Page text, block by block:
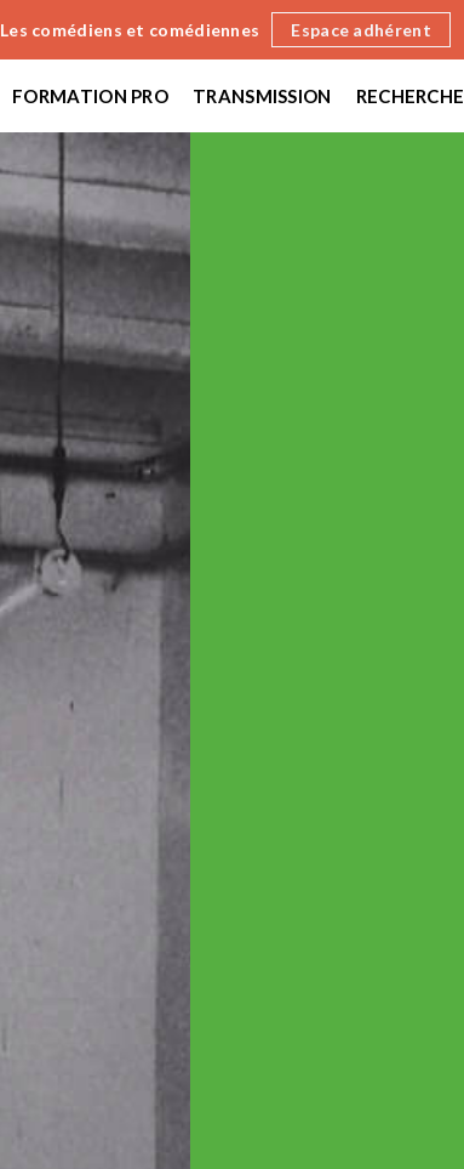
Les comédiens et comédiennes Espace adhérent
FORMATION PRO TRANSMISSION RECHERCHE